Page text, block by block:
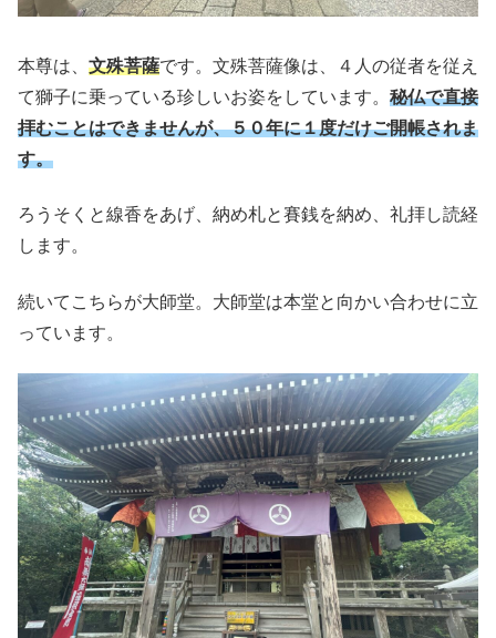
本尊は、 文殊菩薩です。文殊菩薩像は、４人の従者を従え
て獅子に乗っている珍しいお姿をしています。 秘仏で直接
拝むことはできませんが、５０年に１度だけご開帳されま
す。
ろうそくと線香をあげ、納め札と賽銭を納め、礼拝し読経
します。
続いてこちらが大師堂。大師堂は本堂と向かい合わせに立
っています。